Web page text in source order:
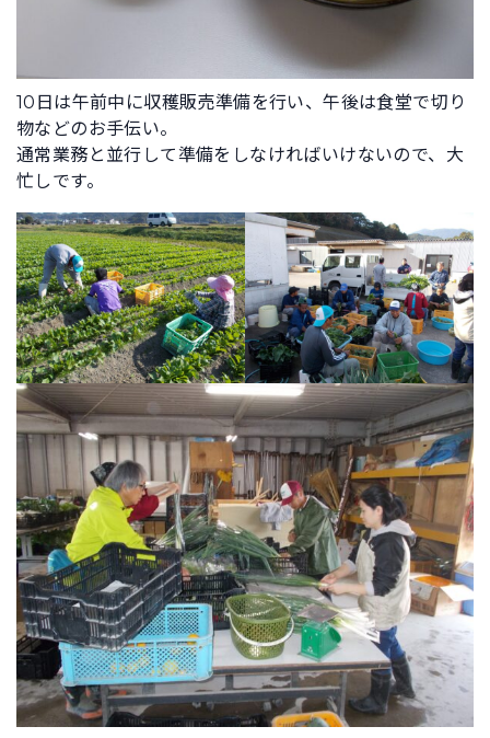
10日は午前中に収穫販売準備を行い、午後は食堂で切り
物などのお手伝い。
通常業務と並行して準備をしなければいけないので、大
忙しです。